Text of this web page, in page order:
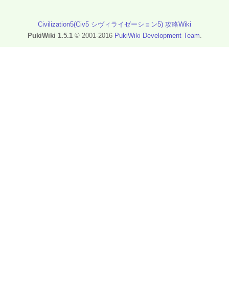
Civilization5(Civ5 シヴィライゼーション5) 攻略Wiki
PukiWiki 1.5.1© 2001-2016 PukiWiki Development Team